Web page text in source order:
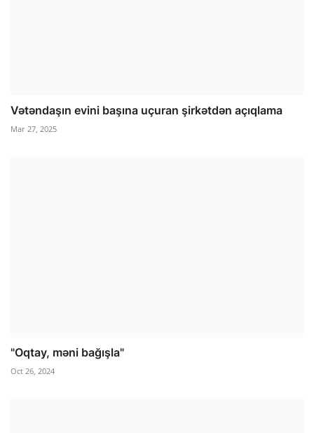
Vətəndaşın evini başına uçuran şirkətdən açıqlama
Mar 27, 2025
"Oqtay, məni bağışla"
Oct 26, 2024